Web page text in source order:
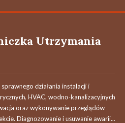
Utrzymania
działania instalacji i
HVAC, wodno-kanalizacyjnych
oraz wykonywanie przeglądów
Diagnozowanie i usuwanie awarii...